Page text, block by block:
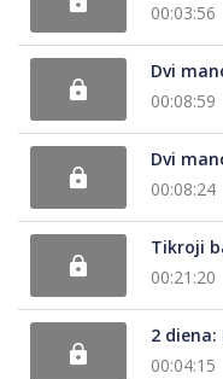
00:03:56
Dvi
00:08:59
Dvi
00:08:24
Tikroji
00:21:20
2
00:04:15